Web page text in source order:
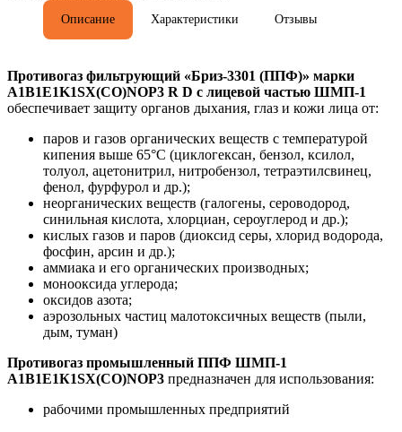
Описание Характеристики Отзывы
Противогаз фильтрующий «Бриз-3301 (ППФ)» марки
A1B1E1K1SX(CO)NOP3 R D с лицевой частью ШМП-1
обеспечивает защиту органов дыхания, глаз и кожи лица от:
паров и газов органических веществ с температурой
кипения выше 65°С (циклогексан, бензол, ксилол,
толуол, ацетонитрил, нитробензол, тетраэтилсвинец,
фенол, фурфурол и др.);
неорганических веществ (галогены, сероводород,
синильная кислота, хлорциан, сероуглерод и др.);
кислых газов и паров (диоксид серы, хлорид водорода,
фосфин, арсин и др.);
аммиака и его органических производных;
монооксида углерода;
оксидов азота;
аэрозольных частиц малотоксичных веществ (пыли,
дым, туман)
Противогаз промышленный ППФ ШМП-1
А1В1Е1К1SX(CO)NOР3 предназначен для использования:
рабочими промышленных предприятий